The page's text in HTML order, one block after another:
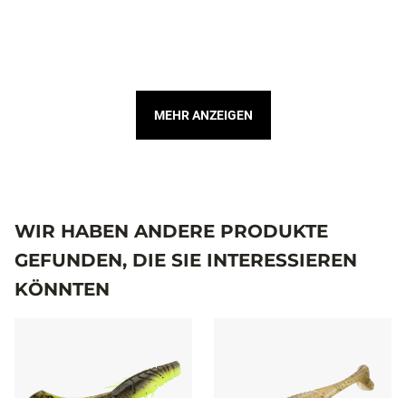
MEHR ANZEIGEN
WIR HABEN ANDERE PRODUKTE
GEFUNDEN, DIE SIE INTERESSIEREN
KÖNNTEN